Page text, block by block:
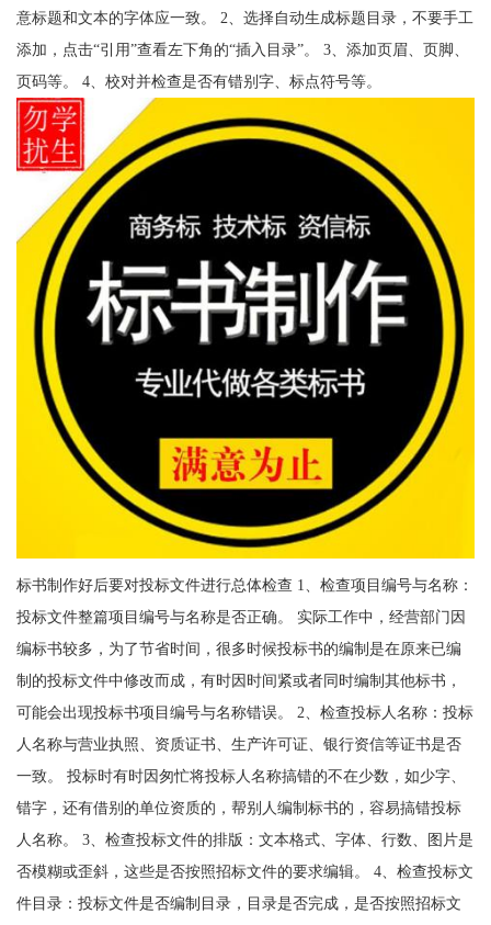
意标题和文本的字体应一致。 2、选择自动生成标题目录，不要手工
添加，点击“引用”查看左下角的“插入目录”。 3、添加页眉、页脚、
页码等。 4、校对并检查是否有错别字、标点符号等。
标书制作好后要对投标文件进行总体检查 1、检查项目编号与名称：
投标文件整篇项目编号与名称是否正确。 实际工作中，经营部门因
编标书较多，为了节省时间，很多时候投标书的编制是在原来已编
制的投标文件中修改而成，有时因时间紧或者同时编制其他标书，
可能会出现投标书项目编号与名称错误。 2、检查投标人名称：投标
人名称与营业执照、资质证书、生产许可证、银行资信等证书是否
一致。 投标时有时因匆忙将投标人名称搞错的不在少数，如少字、
错字，还有借别的单位资质的，帮别人编制标书的，容易搞错投标
人名称。 3、检查投标文件的排版：文本格式、字体、行数、图片是
否模糊或歪斜，这些是否按照招标文件的要求编辑。 4、检查投标文
件目录：投标文件是否编制目录，目录是否完成，是否按照招标文